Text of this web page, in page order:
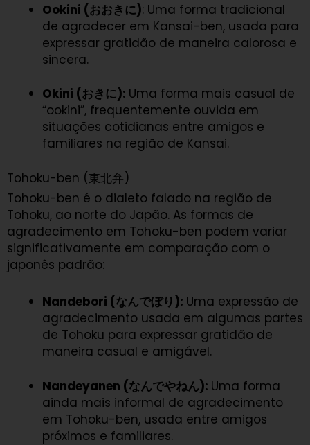
Ookini (おおきに): Uma forma tradicional
de agradecer em Kansai-ben, usada para
expressar gratidão de maneira calorosa e
sincera.
Okini (おきに): Uma forma mais casual de
“ookini”, frequentemente ouvida em
situações cotidianas entre amigos e
familiares na região de Kansai.
Tohoku-ben (東北弁)
Tohoku-ben é o dialeto falado na região de
Tohoku, ao norte do Japão. As formas de
agradecimento em Tohoku-ben podem variar
significativamente em comparação com o
japonês padrão:
Nandebori (なんでぼり): Uma expressão de
agradecimento usada em algumas partes
de Tohoku para expressar gratidão de
maneira casual e amigável.
Nandeyanen (なんでやねん): Uma forma
ainda mais informal de agradecimento
em Tohoku-ben, usada entre amigos
próximos e familiares.